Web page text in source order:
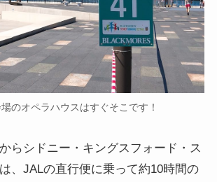
のオペラハウスはすぐそこです！
らシドニー・キングスフォード・ス
、JALの直行便に乗って約10時間の